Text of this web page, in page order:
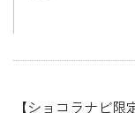
【ショコラナビ限